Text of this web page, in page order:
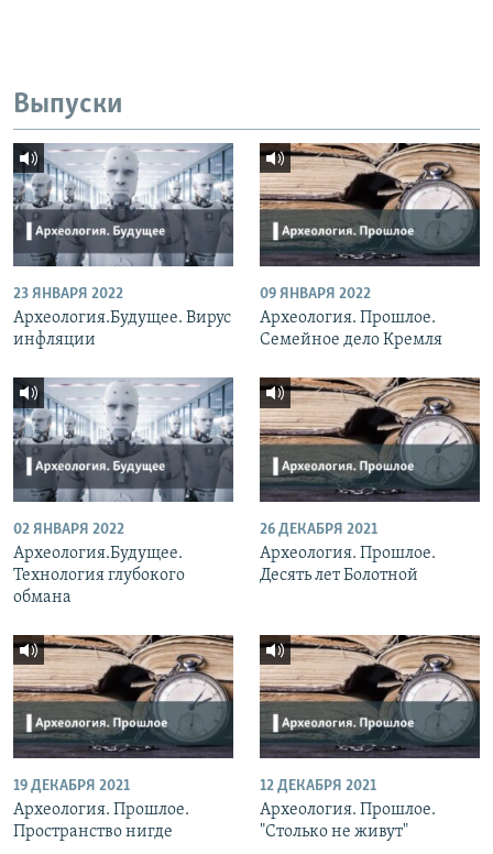
Выпуски
23 ЯНВАРЯ 2022
Археология.Будущее. Вирус
инфляции
09 ЯНВАРЯ 2022
Археология. Прошлое.
Семейное дело Кремля
02 ЯНВАРЯ 2022
Археология.Будущее.
Технология глубокого
обмана
26 ДЕКАБРЯ 2021
Археология. Прошлое.
Десять лет Болотной
19 ДЕКАБРЯ 2021
Археология. Прошлое.
Пространство нигде
12 ДЕКАБРЯ 2021
Археология. Прошлое.
"Столько не живут"